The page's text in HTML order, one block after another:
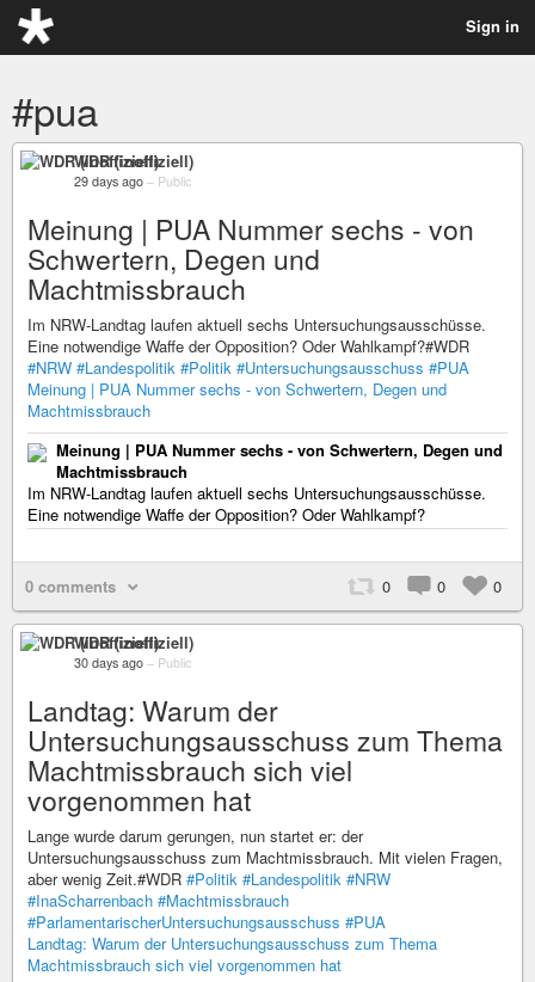
Sign in
#pua
WDR (inoffiziell)
29 days ago – Public
Meinung | PUA Nummer sechs - von
Schwertern, Degen und
Machtmissbrauch
Im NRW-Landtag laufen aktuell sechs Untersuchungsausschüsse.
Eine notwendige Waffe der Opposition? Oder Wahlkampf?#WDR
#NRW #Landespolitik #Politik #Untersuchungsausschuss #PUA
Meinung | PUA Nummer sechs - von Schwertern, Degen und
Machtmissbrauch
Meinung | PUA Nummer sechs - von Schwertern, Degen und
Machtmissbrauch
Im NRW-Landtag laufen aktuell sechs Untersuchungsausschüsse.
Eine notwendige Waffe der Opposition? Oder Wahlkampf?
0 comments 0 0 0
WDR (inoffiziell)
30 days ago – Public
Landtag: Warum der
Untersuchungsausschuss zum Thema
Machtmissbrauch sich viel
vorgenommen hat
Lange wurde darum gerungen, nun startet er: der
Untersuchungsausschuss zum Machtmissbrauch. Mit vielen Fragen,
aber wenig Zeit.#WDR #Politik #Landespolitik #NRW
#InaScharrenbach #Machtmissbrauch
#ParlamentarischerUntersuchungsausschuss #PUA
Landtag: Warum der Untersuchungsausschuss zum Thema
Machtmissbrauch sich viel vorgenommen hat